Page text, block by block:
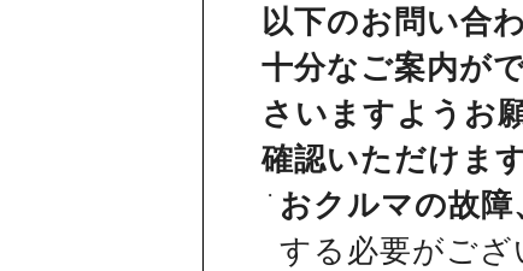
以下のお問い合
十分なご案内が
さいますようお
確認いただけます
おクルマの故障
する必要がござ